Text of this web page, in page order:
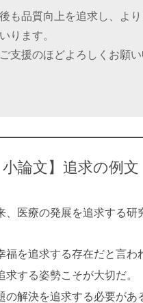
も品質向上を追求し、よ
ります。
支援のほどよろしくお願い
小論文】追求の例文
、医療の発展を追求する研
福を追求する存在だと言わ
求する姿勢こそが大切だ。
の解決を追求する必要があ